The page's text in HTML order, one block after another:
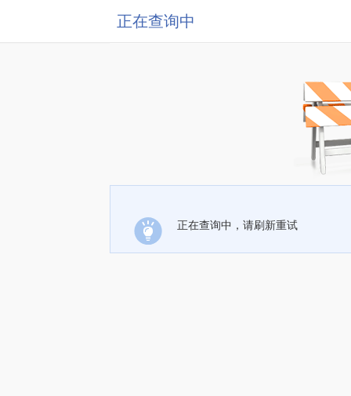
正在查询中
正在查询中，请刷新重试